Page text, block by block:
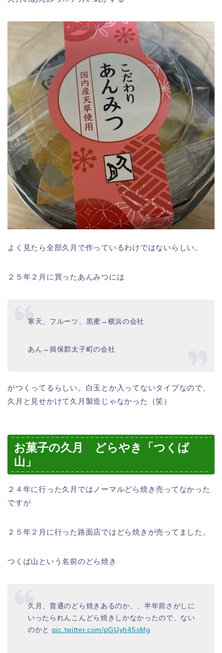
よく見たら全部久月で作っているわけではないらしい。
２５年２月に買ったあんみつには
寒天、フルーツ、黒蜜→横浜の会社
あん→揖保郡太子町の会社
がつくってるらしい。白玉とか入ってないタイプなので、
久月と見せかけて久月製造じゃなかった（笑）
お菓子の久月 どらやき「つくば
山」
２４年に行った久月ではノーマルどら焼き売ってなかった
ですが
２５年２月に行った路面店ではどら焼きが売ってました。
つくば山という名前のどら焼き
久月、普通のどら焼きあるのか、、半年前さがしに
いったられんこんどら焼きしかなかったので、ない
のかと pic.twitter.com/pGUyh45sMg